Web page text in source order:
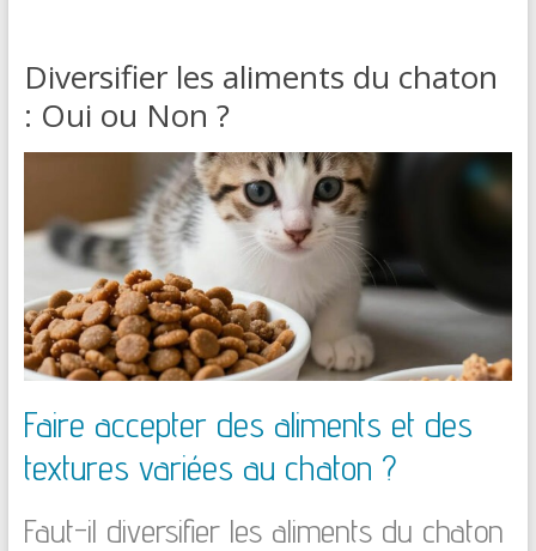
Diversifier les aliments du chaton
: Oui ou Non ?
Faire accepter des aliments et des
textures variées au chaton ?
Faut-il diversifier les aliments du chaton